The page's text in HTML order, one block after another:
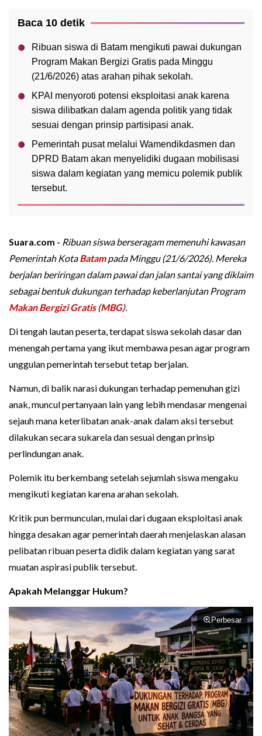
Baca 10 detik
Ribuan siswa di Batam mengikuti pawai dukungan
Program Makan Bergizi Gratis pada Minggu
(21/6/2026) atas arahan pihak sekolah.
KPAI menyoroti potensi eksploitasi anak karena
siswa dilibatkan dalam agenda politik yang tidak
sesuai dengan prinsip partisipasi anak.
Pemerintah pusat melalui Wamendikdasmen dan
DPRD Batam akan menyelidiki dugaan mobilisasi
siswa dalam kegiatan yang memicu polemik publik
tersebut.
Suara.com - Ribuan siswa berseragam memenuhi kawasan
Pemerintah KotaBatampada Minggu (21/6/2026). Mereka
berjalan beriringan dalam pawai dan jalan santai yang diklaim
sebagai bentuk dukungan terhadap keberlanjutan Program
Makan Bergizi Gratis(MBG).
Di tengah lautan peserta, terdapat siswa sekolah dasar dan
menengah pertama yang ikut membawa pesan agar program
unggulan pemerintah tersebut tetap berjalan.
Namun, di balik narasi dukungan terhadap pemenuhan gizi
anak, muncul pertanyaan lain yang lebih mendasar mengenai
sejauh mana keterlibatan anak-anak dalam aksi tersebut
dilakukan secara sukarela dan sesuai dengan prinsip
perlindungan anak.
Polemik itu berkembang setelah sejumlah siswa mengaku
mengikuti kegiatan karena arahan sekolah.
Kritik pun bermunculan, mulai dari dugaan eksploitasi anak
hingga desakan agar pemerintah daerah menjelaskan alasan
pelibatan ribuan peserta didik dalam kegiatan yang sarat
muatan aspirasi publik tersebut.
Apakah Melanggar Hukum?
Perbesar